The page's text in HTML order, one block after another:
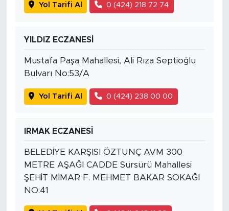
Yol Tarifi Al 0 (424) 218 72 74
YILDIZ ECZANESİ
Mustafa Paşa Mahallesi, Ali Rıza Septioğlu
Bulvarı No:53/A
Yol Tarifi Al 0 (424) 238 00 00
IRMAK ECZANESİ
BELEDİYE KARŞISI ÖZTUNÇ AVM 300
METRE AŞAĞI CADDE Sürsürü Mahallesi
ŞEHİT MİMAR F. MEHMET BAKAR SOKAĞI
NO:41